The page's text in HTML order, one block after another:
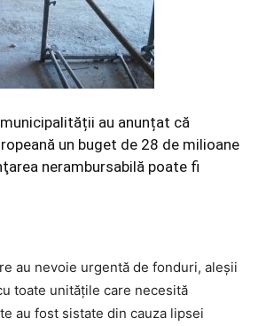
au anunțat că
un buget de 28 de milioane
nerambursabilă poate fi
au nevoie urgentă de fonduri, aleşii
toate unitățile care necesită
au fost sistate din cauza lipsei